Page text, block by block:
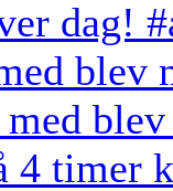
blev